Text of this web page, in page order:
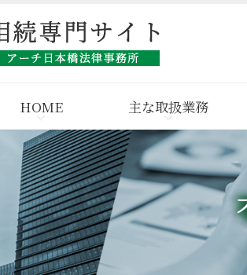
HOME 主な取扱業務